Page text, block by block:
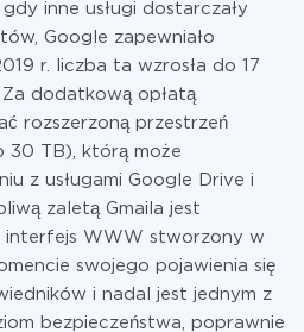
inne usługi dostarczały
Google zapewniało
r. liczba ta wzrosła do 17
Za dodatkową opłatą
rozszerzoną przestrzeń
30 TB), którą może
z usługami Google Drive i
zaletą Gmaila jest
interfejs WWW stworzony w
swojego pojawienia się
i nadal jest jednym z
bezpieczeństwa, poprawnie